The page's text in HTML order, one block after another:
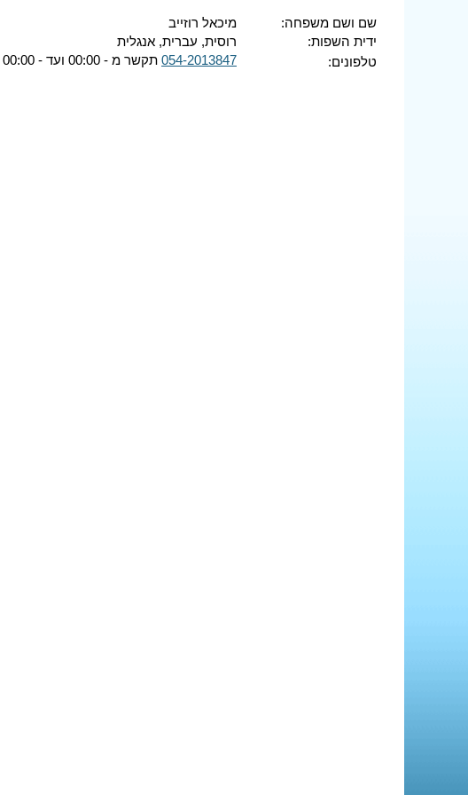
שם ושם משפחה:
מיכאל רוזייב
ידית השפות:
רוסית, עברית, אנגלית
טלפונים:
054-2013847 תקשר מ - 00:00 ועד - 00:00